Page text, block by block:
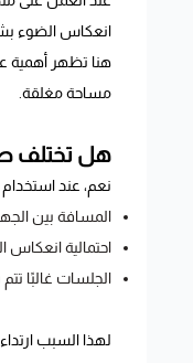
انعكاس الضوء
هنا تظهر أهمية
مساحة مغلقة.
هل تختلف
نعم، عند استخدام
المسافة بين
احتمالية انعكاس
الجلسات غالبًا
لهذا السبب